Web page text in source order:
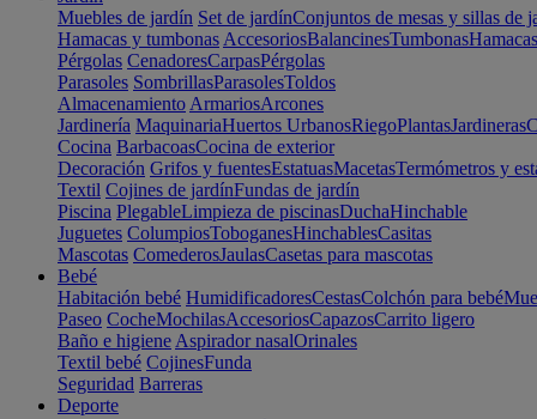
Muebles de jardín Set de jardínConjuntos de mesas y sillas de
Hamacas y tumbonas AccesoriosBalancinesTumbonasHamacas
Pérgolas CenadoresCarpasPérgolas
Parasoles SombrillasParasolesToldos
Almacenamiento ArmariosArcones
Jardinería MaquinariaHuertos UrbanosRiegoPlantasJardineras
Cocina BarbacoasCocina de exterior
Decoración Grifos y fuentesEstatuasMacetasTermómetros y
Textil Cojines de jardínFundas de jardín
Piscina PlegableLimpieza de piscinasDuchaHinchable
Juguetes ColumpiosToboganesHinchablesCasitas
Mascotas ComederosJaulasCasetas para mascotas
Bebé
Habitación bebé HumidificadoresCestasColchón para bebé
Paseo CocheMochilasAccesoriosCapazosCarrito ligero
Baño e higiene Aspirador nasalOrinales
Textil bebé CojinesFunda
Seguridad Barreras
Deporte